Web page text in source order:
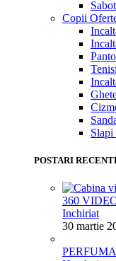
Copii
POSTARI
360
Inchiriat
30 martie